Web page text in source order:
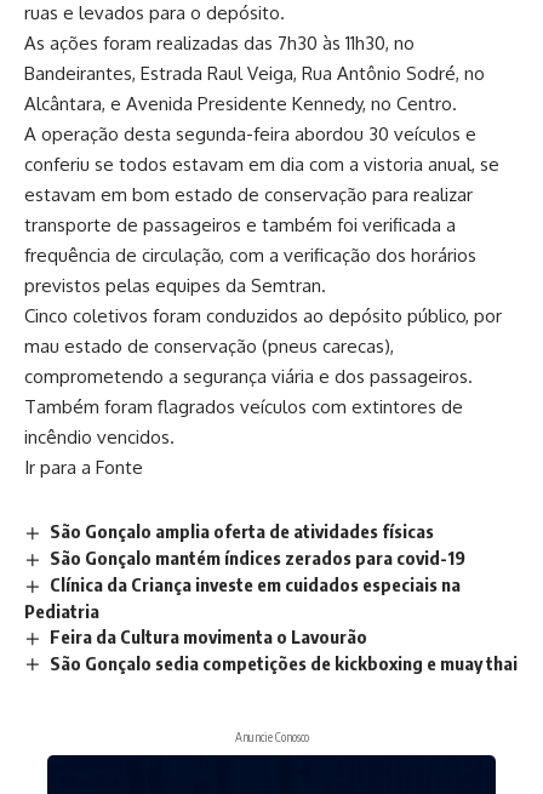
ruas e levados para o depósito.
As ações foram realizadas das 7h30 às 11h30, no
Bandeirantes, Estrada Raul Veiga, Rua Antônio Sodré, no
Alcântara, e Avenida Presidente Kennedy, no Centro.
A operação desta segunda-feira abordou 30 veículos e
conferiu se todos estavam em dia com a vistoria anual, se
estavam em bom estado de conservação para realizar
transporte de passageiros e também foi verificada a
frequência de circulação, com a verificação dos horários
previstos pelas equipes da Semtran.
Cinco coletivos foram conduzidos ao depósito público, por
mau estado de conservação (pneus carecas),
comprometendo a segurança viária e dos passageiros.
Também foram flagrados veículos com extintores de
incêndio vencidos.
Ir para a Fonte
São Gonçalo amplia oferta de atividades físicas
São Gonçalo mantém índices zerados para covid-19
Clínica da Criança investe em cuidados especiais na
Pediatria
Feira da Cultura movimenta o Lavourão
São Gonçalo sedia competições de kickboxing e muay thai
Anuncie Conosco